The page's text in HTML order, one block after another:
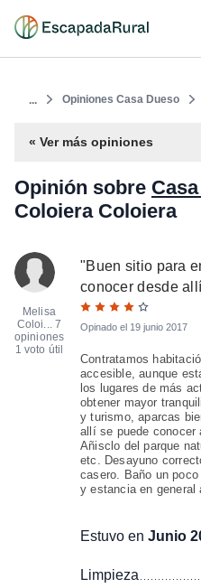
... Opiniones Casa Dueso
« Ver más opiniones
Opinión sobre
Coloiera Coloiera
Melisa
Coloi... 7
opiniones
1 voto útil
"Buen sitio para
conocer desde
Opinado el 19 junio 2017
Contratamos
accesible, aunque
los lugares de más
obtener mayor
y turismo, aparcas
allí se puede conocer
Añisclo del parque
etc. Desayuno
casero. Baño un
y estancia en general
Estuvo en Junio
Limpieza